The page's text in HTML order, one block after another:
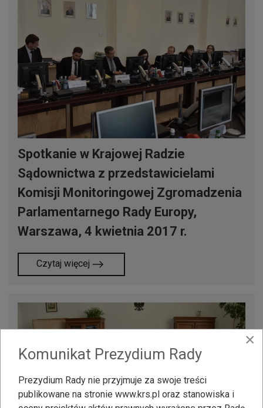
Spotkanie w Krajowej Radzie
Sądownictwa z przedstawicielami
Komisji Monitoringowej Zgromadzenia
Parlamentarnego Rady Europy,
Warszawa, 4 kwietnia 2017 r.
Czytaj więcej
×
Komunikat Prezydium Rady
Prezydium Rady nie przyjmuje za swoje treści
publikowane na stronie www.krs.pl oraz stanowiska i